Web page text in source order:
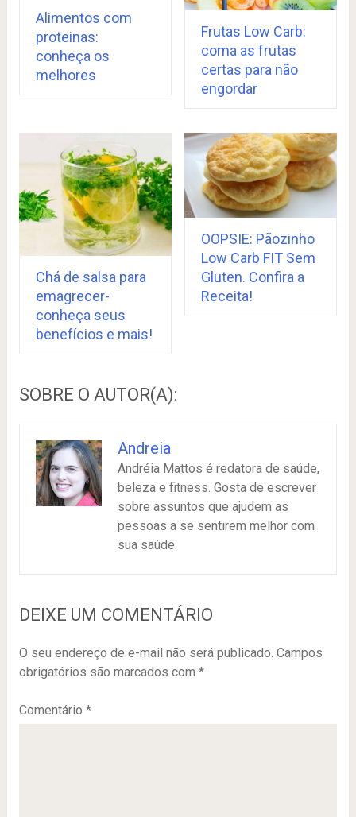
Alimentos com
proteinas:
conheça os
melhores
Frutas Low Carb:
coma as frutas
certas para não
engordar
Chá de salsa para
emagrecer-
conheça seus
benefícios e mais!
OOPSIE: Pãozinho
Low Carb FIT Sem
Gluten. Confira a
Receita!
SOBRE O AUTOR(A):
Andreia
Andréia Mattos é redatora de saúde,
beleza e fitness. Gosta de escrever
sobre assuntos que ajudem as
pessoas a se sentirem melhor com
sua saúde.
DEIXE UM COMENTÁRIO
O seu endereço de e-mail não será publicado. Campos
obrigatórios são marcados com *
Comentário *